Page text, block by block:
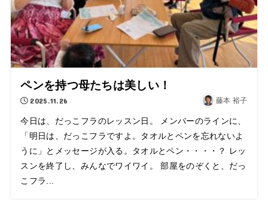
ペンを持つ母たちは美しい！
2025.11.26 藤本 裕子
今日は、だっこフラのレッスン日。 メンバーのラインに、
「明日は、だっこフラですよ。タオルとペンを忘れないよ
うに」とメッセージが入る。タオルとペン・・・・？ レッ
スンを終了し、みんなでワイワイ。 部屋をのぞくと、だっ
こフラ...